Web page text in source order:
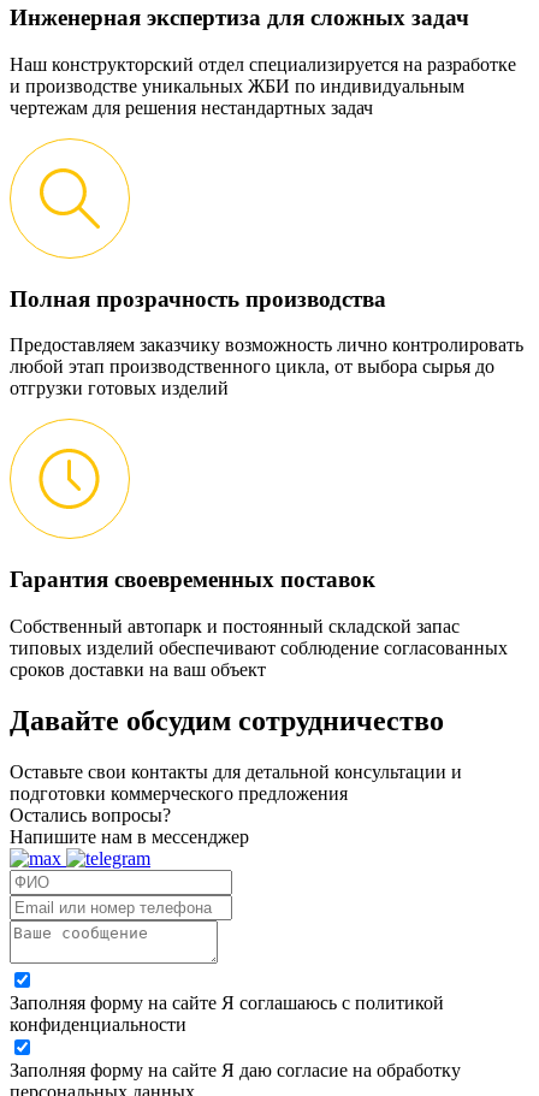
Инженерная экспертиза для сложных задач
Наш конструкторский отдел специализируется на разработке
и производстве уникальных ЖБИ по индивидуальным
чертежам для решения нестандартных задач
Полная прозрачность производства
Предоставляем заказчику возможность лично контролировать
любой этап производственного цикла, от выбора сырья до
отгрузки готовых изделий
Гарантия своевременных поставок
Собственный автопарк и постоянный складской запас
типовых изделий обеспечивают соблюдение согласованных
сроков доставки на ваш объект
Давайте обсудим сотрудничество
Оставьте свои контакты для детальной консультации и
подготовки коммерческого предложения
Остались вопросы?
Напишите нам в мессенджер
Заполняя форму на сайте Я соглашаюсь с политикой
конфиденциальности
Заполняя форму на сайте Я даю согласие на обработку
персональных данных.